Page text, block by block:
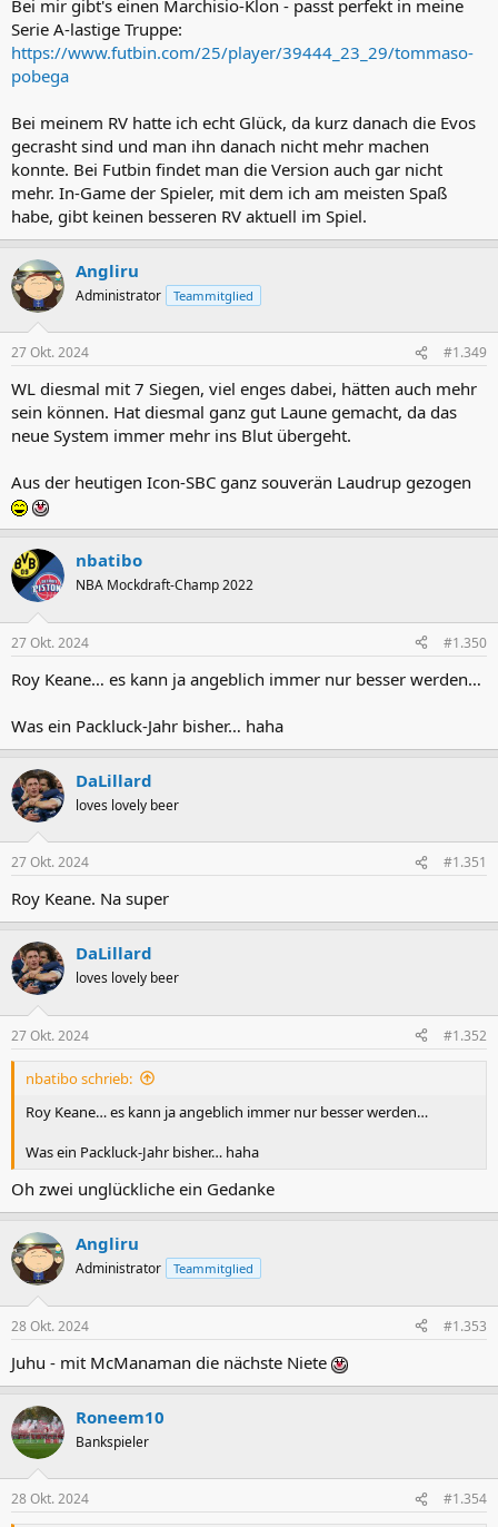
:
Bei mir gibt's einen Marchisio-Klon - passt perfekt in meine
Serie A-lastige Truppe:
https://www.futbin.com/25/player/39444_23_29/tommaso-
pobega
Bei meinem RV hatte ich echt Glück, da kurz danach die Evos
gecrasht sind und man ihn danach nicht mehr machen
konnte. Bei Futbin findet man die Version auch gar nicht
mehr. In-Game der Spieler, mit dem ich am meisten Spaß
habe, gibt keinen besseren RV aktuell im Spiel.
Angliru
Administrator Teammitglied
27 Okt. 2024 #1.349
WL diesmal mit 7 Siegen, viel enges dabei, hätten auch mehr
sein können. Hat diesmal ganz gut Laune gemacht, da das
neue System immer mehr ins Blut übergeht.
Aus der heutigen Icon-SBC ganz souverän Laudrup gezogen
nbatibo
NBA Mockdraft-Champ 2022
27 Okt. 2024 #1.350
Roy Keane… es kann ja angeblich immer nur besser werden…
Was ein Packluck-Jahr bisher… haha
DaLillard
loves lovely beer
27 Okt. 2024 #1.351
Roy Keane. Na super
DaLillard
loves lovely beer
27 Okt. 2024 #1.352
nbatibo schrieb:
Roy Keane… es kann ja angeblich immer nur besser werden…
Was ein Packluck-Jahr bisher… haha
Oh zwei unglückliche ein Gedanke
Angliru
Administrator Teammitglied
28 Okt. 2024 #1.353
Juhu - mit McManaman die nächste Niete
Roneem10
Bankspieler
28 Okt. 2024 #1.354